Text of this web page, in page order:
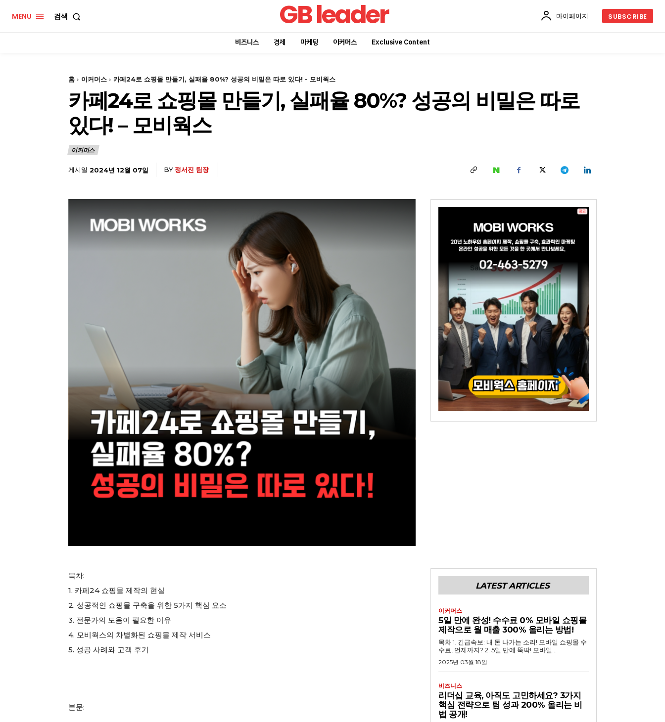
MENU 검색 GB leader 마이페이지 SUBSCRIBE
비즈니스 경제 마케팅 이커머스 Exclusive Content
홈 이커머스 카페24로 쇼핑몰 만들기, 실패율 80%? 성공의 비밀은 따로 있다! - 모비웍스
카페24로 쇼핑몰 만들기, 실패율 80%? 성공의 비밀은 따로
있다! – 모비웍스
이커머스
게시일 2024년 12월 07일 BY 정서진 팀장
목차:
1. 카페24 쇼핑몰 제작의 현실
2. 성공적인 쇼핑몰 구축을 위한 5가지 핵심 요소
3. 전문가의 도움이 필요한 이유
4. 모비웍스의 차별화된 쇼핑몰 제작 서비스
5. 성공 사례와 고객 후기
본문:
LATEST ARTICLES
이커머스
5일 만에 완성! 수수료 0% 모바일 쇼핑몰
제작으로 월 매출 300% 올리는 방법!
목차 1. 긴급속보: 내 돈 나가는 소리! 모바일 쇼핑몰 수
수료, 언제까지? 2. 5일 만에 뚝딱! 모바일...
2025년 03월 18일
비즈니스
리더십 교육, 아직도 고민하세요? 3가지
핵심 전략으로 팀 성과 200% 올리는 비
법 공개!